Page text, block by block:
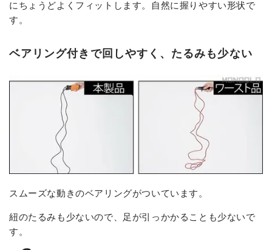
にちょうどよくフィットします。自然に握りやすい形状で
す。
ベアリング付きで回しやすく、たるみも少ない
スムーズな動きのベアリングがついています。
紐のたるみも少ないので、足が引っかかることも少ないで
す。